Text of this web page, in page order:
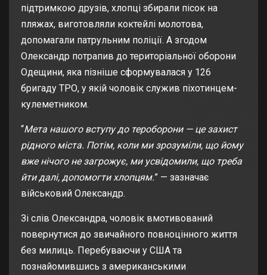
підтримкою друзів, хлопці збирали пісок на
пляжах, виготовляли коктейлі молотова,
допомагали патрульним поліції. А згодом
Олександр потрапив до територіальної оборони
Одещини, яка пізніше сформувалася у 126
бригаду ТРО, у якій чоловік служив піхотинцем-
кулеметником.
“Мета нашого вступу до тероборони — це захист
рідного міста. Потім, коли ми зрозуміли, що йому
вже нічого не загрожує, ми усвідомили, що треба
йти далі, допомогти хлопцям.” — зазначає
військовий Олександр.
Зі слів Олександра, чоловік вмотивований
повернутися до звичайного повноцінного життя
без милиць. Перебуваючи у США та
познайомившись з американськими